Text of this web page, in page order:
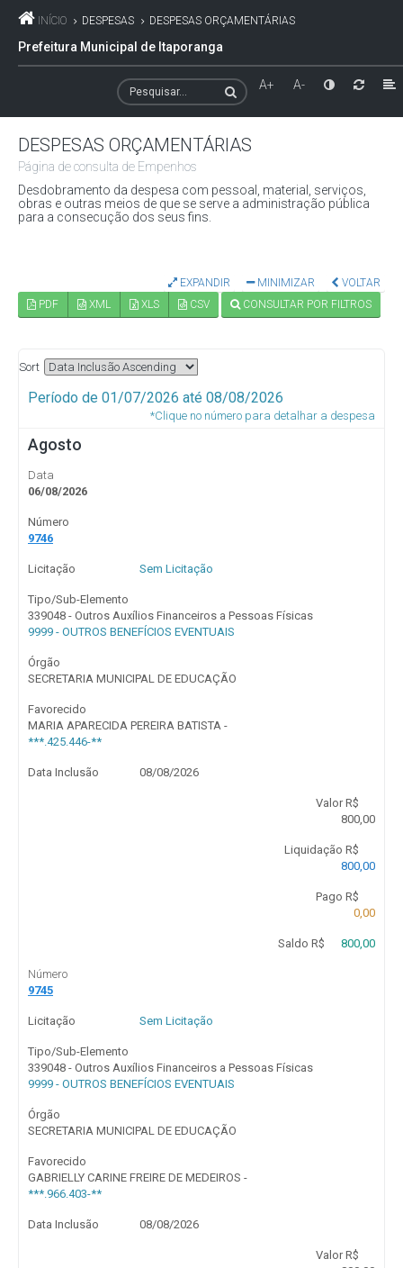
INÍCIO DESPESAS DESPESAS ORÇAMENTÁRIAS
Prefeitura Municipal de Itaporanga
A+ A-
DESPESAS ORÇAMENTÁRIAS
Página de consulta de Empenhos
Desdobramento da despesa com pessoal, material, serviços,
obras e outras meios de que se serve a administração pública
para a consecução dos seus fins.
EXPANDIR MINIMIZAR
VOLTAR
PDF
XML XLS CSV CONSULTAR POR FILTROS
Sort
Período de 01/07/2026 até 08/08/2026
*Clique no número para detalhar a despesa
Agosto
Data
06/08/2026
Número
9746
Licitação Sem Licitação
Tipo/Sub-Elemento
339048 - Outros Auxílios Financeiros a Pessoas Físicas
9999 - OUTROS BENEFÍCIOS EVENTUAIS
Órgão
SECRETARIA MUNICIPAL DE EDUCAÇÃO
Favorecido
MARIA APARECIDA PEREIRA BATISTA -
***.425.446-**
Data Inclusão 08/08/2026
Valor R$
800,00
Liquidação R$
800,00
Pago R$
0,00
Saldo R$ 800,00
Número
9745
Licitação Sem Licitação
Tipo/Sub-Elemento
339048 - Outros Auxílios Financeiros a Pessoas Físicas
9999 - OUTROS BENEFÍCIOS EVENTUAIS
Órgão
SECRETARIA MUNICIPAL DE EDUCAÇÃO
Favorecido
GABRIELLY CARINE FREIRE DE MEDEIROS -
***.966.403-**
Data Inclusão 08/08/2026
Valor R$